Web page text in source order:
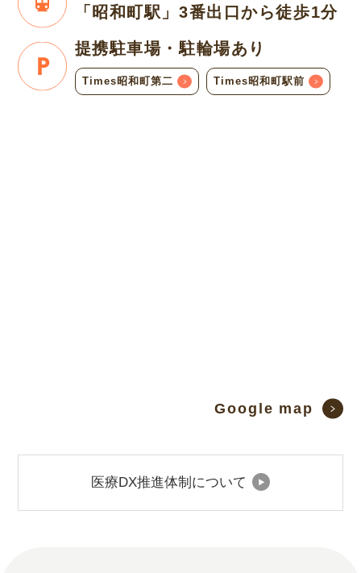
「昭和町駅」3番出口から徒歩1分
提携駐車場・駐輪場あり
Times昭和町第二 Times昭和町駅前
Google map
医療DX推進体制について